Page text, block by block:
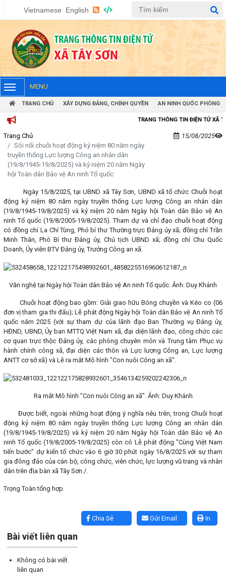
Vietnamese English
MENU
TRANG CHỦ XÂY DỰNG ĐẢNG, CHÍNH QUYỀN AN NINH QUỐC PHÒNG
TRANG THÔNG TIN ĐIỆN TỬ XÃ TÂY
Trang Chủ
Sôi nổi chuỗi hoạt động kỷ niệm 80 năm ngày
truyền thống Lực lượng Công an nhân dân
(19/8/1945-19/8/2025) và kỷ niệm 20 năm Ngày
hội Toàn dân Bảo vệ An ninh Tổ quốc
15/08/2025
Ngày 15/8/2025, tại UBND xã Tây Sơn, UBND xã tổ chức Chuỗi hoạt
động kỷ niệm 80 năm ngày truyền thống Lực lượng Công an nhân dân
(19/8/1945-19/8/2025) và kỷ niệm 20 năm Ngày hội Toàn dân Bảo vệ An
ninh Tổ quốc (19/8/2005-19/8/2025). Tham dự và chỉ đạo chuỗi hoạt động
có đồng chí La Chí Tùng, Phó bí thư Thường trực Đảng ủy xã; đồng chí Trần
Minh Thân, Phó Bí thư Đảng ủy, Chủ tịch UBND xã; đồng chí Chu Quốc
Doanh, Ủy viên BTV Đảng ủy, Trưởng Công an xã.
Văn nghệ tại Ngày hội Toàn dân Bảo vệ An ninh Tổ quốc. Ảnh: Duy Khánh
Chuỗi hoạt động bao gồm: Giải giao hữu Bóng chuyền và Kéo co (06
đơn vị tham gia thi đấu); Lễ phát động Ngày hội Toàn dân Bảo vệ An ninh Tổ
quốc năm 2025 (với sự tham dự của lãnh đạo Ban Thường vụ Đảng ủy,
HĐND, UBND, Ủy ban MTTQ Việt Nam xã, đại diện lãnh đạo, công chức các
cơ quan trực thộc Đảng ủy, các phòng chuyên môn và Trung tâm Phục vụ
hành chính công xã, đại diện các thôn và Lực lượng Công an, Lực lượng
ANTT cơ sở xã) và Lễ ra mắt Mô hình "Con nuôi Công an xã".
Ra mắt Mô hình "Con nuôi Công an xã". Ảnh: Duy Khánh
Được biết, ngoài những hoạt động ý nghĩa nêu trên, trong Chuỗi hoạt
động kỷ niệm 80 năm ngày truyền thống Lực lượng Công an nhân dân
(19/8/1945-19/8/2025) và kỷ niệm 20 năm Ngày hội Toàn dân Bảo vệ An
ninh Tổ quốc (19/8/2005-19/8/2025) còn có Lễ phát động "Cùng Việt Nam
tiến bước" dự kiến tổ chức vào 6 giờ 30 phút ngày 16/8/2025 với sự tham
gia đông đảo của cán bộ, công chức, viên chức, lực lượng vũ trang và nhân
dân trên địa bàn xã Tây Sơn./.
Trọng Toàn tổng hợp.
In
Gửi Email
Chia Sẻ
Bài viết liên quan
Không có bài viết
liên quan